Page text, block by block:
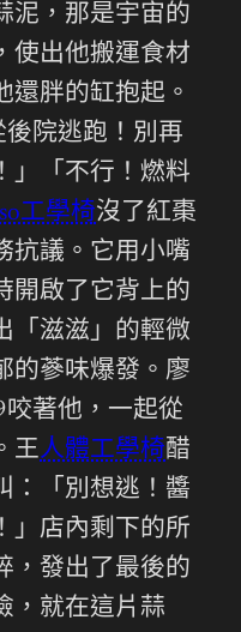
泥，那是宇宙的
使出他搬運食材
還胖的缸抱起。
後院逃跑！別再
」「不行！燃料
工學椅沒了紅棗
抗議。它用小嘴
開啟了它背上的
「滋滋」的輕微
的蔘味爆發。廖
著他，一起從
王人體工學椅醋
：「別想逃！醬
」店內剩下的所
，發出了最後的
，就在這片蒜